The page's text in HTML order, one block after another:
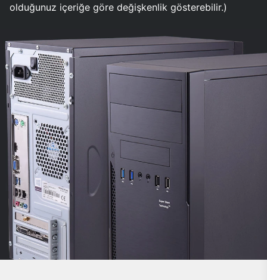
olduğunuz içeriğe göre değişkenlik gösterebilir.)